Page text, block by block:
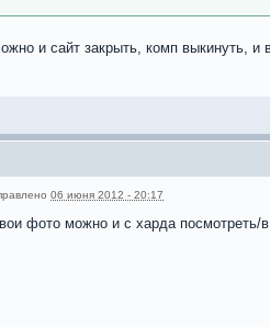
и сайт закрыть, комп выкинуть, и
06 июня 2012 - 20:17
фото можно и с харда посмотреть/в